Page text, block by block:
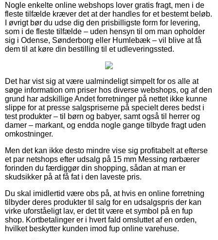
Nogle enkelte online webshops lover gratis fragt, men i de
fleste tilfælde kræver det at der handles for et bestemt beløb.
I øvrigt bør du udse dig den prisbilligste form for levering,
som i de fleste tilfælde – uden hensyn til om man opholder
sig i Odense, Sønderborg eller Humlebæk – vil blive at få
dem til at køre din bestilling til et udleveringssted.
Det har vist sig at være ualmindeligt simpelt for os alle at
søge information om priser hos diverse webshops, og af den
grund har adskillige Andet forretninger på nettet ikke kunne
slippe for at presse salgspriserne på specielt deres bedst i
test produkter – til børn og babyer, samt også til herrer og
damer – markant, og endda nogle gange tilbyde fragt uden
omkostninger.
Men det kan ikke desto mindre vise sig profitabelt at efterse
et par netshops efter udsalg på 15 mm Messing rørbærer
forinden du færdiggør din shopping, sådan at man er
skudsikker på at få fat i den laveste pris.
Du skal imidlertid være obs på, at hvis en online forretning
tilbyder deres produkter til salg for en udsalgspris der kan
virke uforståeligt lav, er det tit være et symbol på en fup
shop. Kortbetalinger er i hvert fald omsluttet af en orden,
hvilket beskytter kunden imod fup online varehuse.